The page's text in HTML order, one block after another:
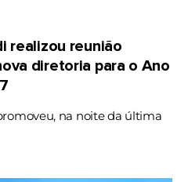
realizou reunião
diretoria para o Ano
na noite da última